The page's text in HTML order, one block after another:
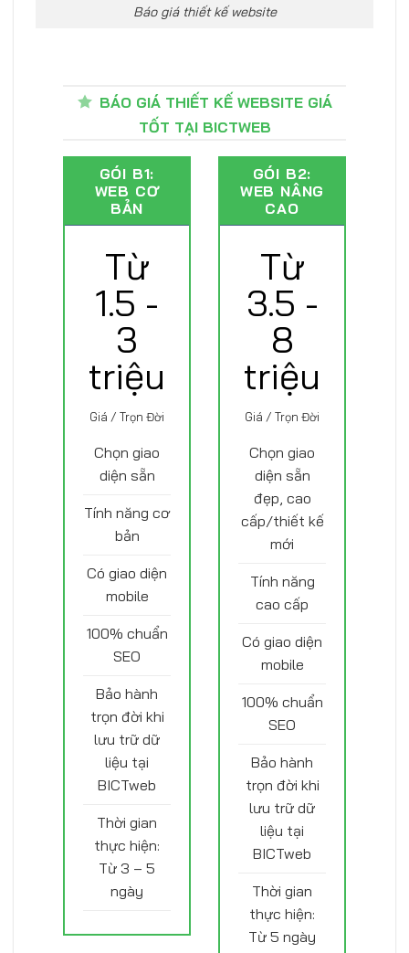
Báo giá thiết kế website
BÁO GIÁ THIẾT KẾ WEBSITE GIÁ
TỐT TẠI BICTWEB
GÓI B1:
WEB CƠ
BẢN
Từ
1.5 -
3
triệu
Giá / Trọn Đời
Chọn giao
diện sẵn
Tính năng cơ
bản
Có giao diện
mobile
100% chuẩn
SEO
Bảo hành
trọn đời khi
lưu trữ dữ
liệu tại
BICTweb
Thời gian
thực hiện:
Từ 3 – 5
ngày
GÓI B2:
WEB NÂNG
CAO
Từ
3.5 -
8
triệu
Giá / Trọn Đời
Chọn giao
diện sẵn
đẹp, cao
cấp/thiết kế
mới
Tính năng
cao cấp
Có giao diện
mobile
100% chuẩn
SEO
Bảo hành
trọn đời khi
lưu trữ dữ
liệu tại
BICTweb
Thời gian
thực hiện:
Từ 5 ngày